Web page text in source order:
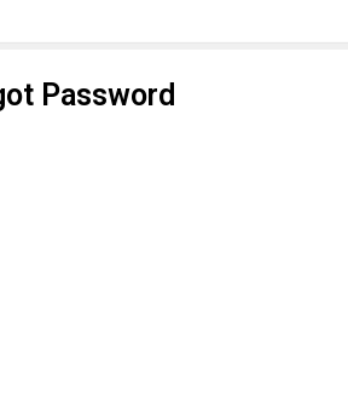
Password